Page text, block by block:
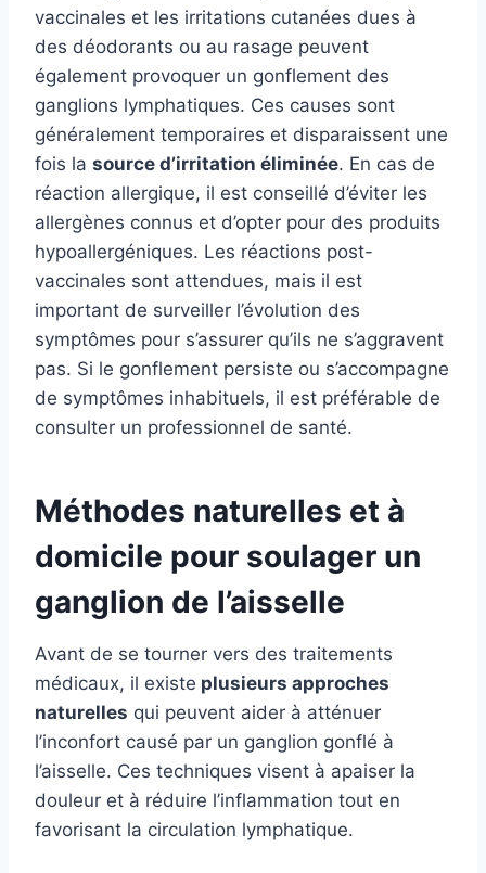
vaccinales et les irritations cutanées dues à
des déodorants ou au rasage peuvent
également provoquer un gonflement des
ganglions lymphatiques. Ces causes sont
généralement temporaires et disparaissent une
fois la source d’irritation éliminée. En cas de
réaction allergique, il est conseillé d’éviter les
allergènes connus et d’opter pour des produits
hypoallergéniques. Les réactions post-
vaccinales sont attendues, mais il est
important de surveiller l’évolution des
symptômes pour s’assurer qu’ils ne s’aggravent
pas. Si le gonflement persiste ou s’accompagne
de symptômes inhabituels, il est préférable de
consulter un professionnel de santé.
Méthodes naturelles et à
domicile pour soulager un
ganglion de l’aisselle
Avant de se tourner vers des traitements
médicaux, il existe plusieurs approches
naturelles qui peuvent aider à atténuer
l’inconfort causé par un ganglion gonflé à
l’aisselle. Ces techniques visent à apaiser la
douleur et à réduire l’inflammation tout en
favorisant la circulation lymphatique.